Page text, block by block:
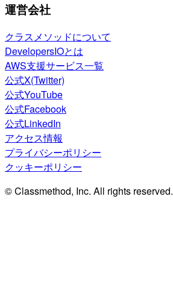
運営会社
クラスメソッドについて
DevelopersIOとは
AWS支援サービス一覧
公式X(Twitter)
公式YouTube
公式Facebook
公式LinkedIn
アクセス情報
プライバシーポリシー
クッキーポリシー
© Classmethod, Inc. All rights reserved.